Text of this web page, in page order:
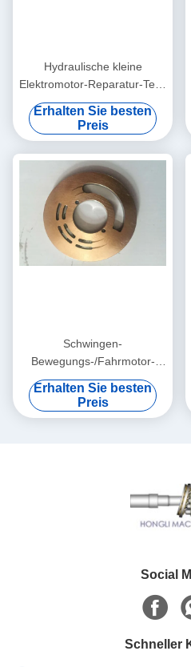
Hydraulische kleine
Elektromotor-Reparatur-Teile
Komastu HMV110 für Antrieb
des Enden-PC200-7
Erhalten Sie besten
Preis
Schwingen-
Bewegungs-/Fahrmotor-
Reparatur-Teile KAYABA
MSF230 hydraulische
Erhalten Sie besten
Preis
Social
Schneller